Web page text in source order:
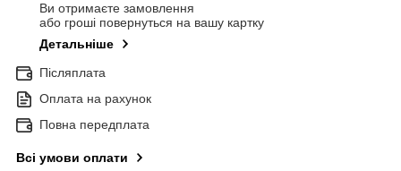
Ви отримаєте замовлення
або гроші повернуться на вашу картку
Детальніше
Післяплата
Оплата на рахунок
Повна передплата
Всі умови оплати